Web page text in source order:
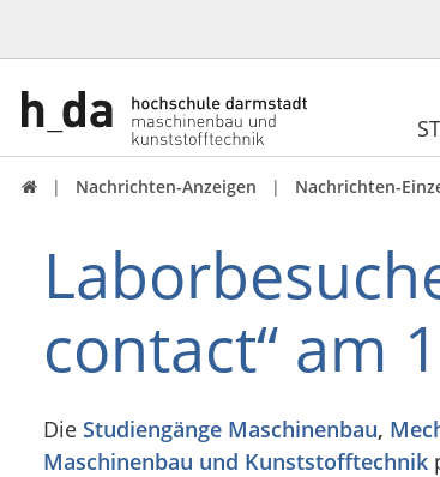
 Nachrichten-Anzeigen Nachrichten-
contact“ am
Die Studiengänge Maschinenbau,
Maschinenbau und Kunststofftechnik